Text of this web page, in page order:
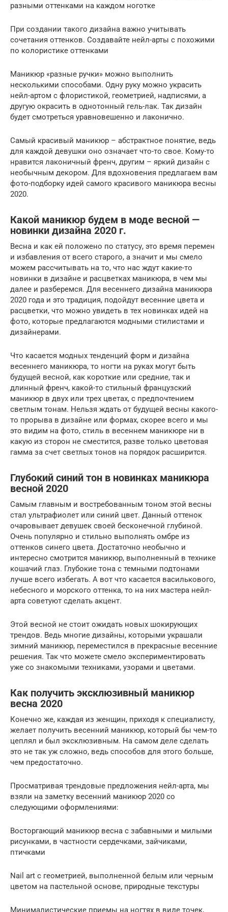
разными оттенками на каждом ноготке
При создании такого дизайна важно учитывать
сочетания оттенков. Создавайте нейл-арты с похожими
по колористике оттенками
Маникюр «разные ручки» можно выполнить
несколькими способами. Одну руку можно украсить
нейл-артом с флористикой, геометрией, надписями, а
другую окрасить в однотонный гель-лак. Так дизайн
будет смотреться уравновешенно и лаконично.
Самый красивый маникюр – абстрактное понятие, ведь
для каждой девушки оно означает что-то свое. Кому-то
нравится лаконичный френч, другим – яркий дизайн с
необычным декором. Для вдохновения предлагаем вам
фото-подборку идей самого красивого маникюра весны
2020.
Какой маникюр будем в моде весной —
новинки дизайна 2020 г.
Весна и как ей положено по статусу, это время перемен
и избавления от всего старого, а значит и мы смело
можем рассчитывать на то, что нас ждут какие-то
новинки в дизайне и расцветках маникюра, в чем мы
далее и разберемся. Для весеннего дизайна маникюра
2020 года и это традиция, подойдут весенние цвета и
расцветки, что можно увидеть в тех новинках идей на
фото, которые предлагаются модными стилистами и
дизайнерами.
Что касается модных тенденций форм и дизайна
весеннего маникюра, то ногти на руках могут быть
будущей весной, как короткие или средние, так и
длинный френч, какой-то стильный французский
маникюр в двух или трех цветах, с предпочтением
светлым тонам. Нельзя ждать от будущей весны какого-
то прорыва в дизайне или формах, скорее всего и мы
это видим на фото, стиль в весеннем маникюре ни в
какую из сторон не сместится, разве только цветовая
гамма за счет светлых тонов на порядок расширится.
Глубокий синий тон в новинках маникюра
весной 2020
Самым главным и востребованным тоном этой весны
стал ультрафиолет или синий цвет. Данный оттенок
очаровывает девушек своей бесконечной глубиной.
Очень популярно и стильно выполнять омбре из
оттенков синего цвета. Достаточно необычно и
интересно смотрится маникюр, выполненный в технике
кошачий глаз. Глубокие тона с темными подтонами
лучше всего избегать. А вот что касается василькового,
небесного и морского оттенка, то на них мастера нейл-
арта советуют сделать акцент.
Этой весной не стоит ожидать новых шокирующих
трендов. Ведь многие дизайны, которыми украшали
зимний маникюр, переместился в прекрасные весенние
решения. Так что можете смело экспериментировать
уже со знакомыми техниками, узорами и цветами.
Как получить эксклюзивный маникюр
весна 2020
Конечно же, каждая из женщин, приходя к специалисту,
желает получить весенний маникюр, который бы чем-то
цеплял и был эксклюзивным. На самом деле сделать
это не так уж сложно, ведь способов для этого больше,
чем предостаточно.
Просматривая трендовые предложения нейл-арта, мы
взяли на заметку весенний маникюр 2020 со
следующими оформлениями:
Восторгающий маникюр весна с забавными и милыми
рисунками, в частности сердечками, зайчиками,
птичками
Nail art с геометрией, выполненной белым или черным
цветом на пастельной основе, природные текстуры
Минималистические приемы на ногтях в виде точек,